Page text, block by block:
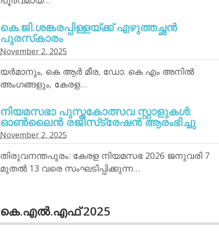
കെ.ജി.ശങ്കരപ്പിള്ളയ്ക്ക് എഴുത്തച്ഛന്‍
പുരസ്‌കാരം
November 2, 2025
യര്‍മാനും, കെ ആര്‍ മീര, ഡോ. കെ എം അനില്‍
അംഗങ്ങളും, കേരള…
നിയമസഭാ പുസ്തകോത്സവ സ്റ്റാളുകള്‍:
ഓണ്‍ലൈന്‍ രജിസ്‌ട്രേഷന്‍ ആരംഭിച്ചു
November 2, 2025
തിരുവനന്തപുരം: കേരള നിയമസഭ 2026 ജനുവരി 7
മുതല്‍ 13 വരെ സംഘടിപ്പിക്കുന്ന…
കെ.എല്‍.എഫ് 2025